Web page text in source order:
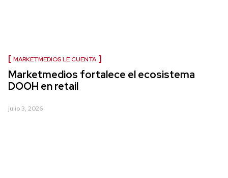
MARKETMEDIOS LE CUENTA
Marketmedios fortalece el ecosistema
DOOH en retail
julio 3, 2026